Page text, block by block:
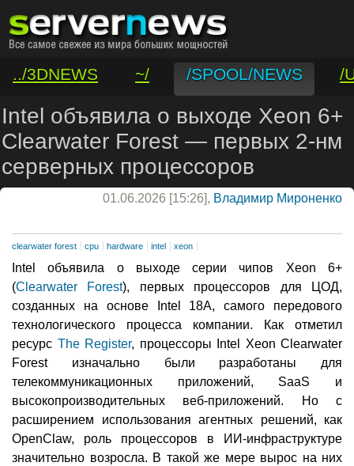
../3DNEWS ~/ /SPOOL/NEWS
/
/VAR/CONTACT
Intel объявила о выходе Xeon 6+
Clearwater Forest — первых 2-нм
серверных процессоров
01.06.2026 [15:26], Владимир Мироненко
clearwater forest cpu hardware intel xeon
Intel объявила о выходе серии чипов Xeon 6+
(Clearwater Forest), первых процессоров для ЦОД,
созданных на основе Intel 18A, самого передового
технологического процесса компании. Как отметил
ресурс The Register, процессоры Intel Xeon Clearwater
Forest изначально были разработаны для
телекоммуникационных приложений, SaaS и
высокопроизводительных веб-приложений. Но с
расширением использования агентных решений, как
OpenClaw, роль процессоров в ИИ-инфраструктуре
значительно возросла. В такой же мере вырос на них